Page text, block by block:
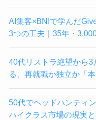
AI集客×BNIで学んだ
3つの工夫｜35年・
40代リストラ絶望から
る、再就職か独立か「本
50代でヘッドハンティ
ハイクラス市場の現実